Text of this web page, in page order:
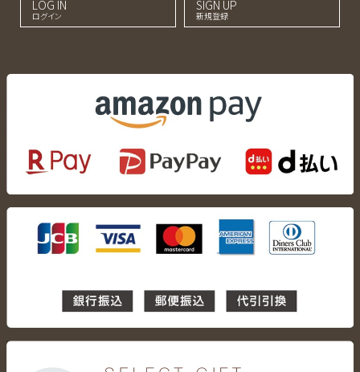
LOG IN
ログイン
SIGN UP
新規登録